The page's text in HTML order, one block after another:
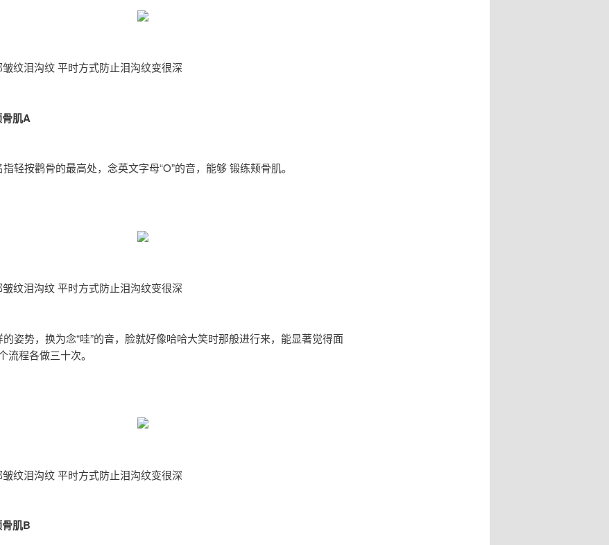
纹泪沟纹 平时方式防止泪沟纹变很深
肌A
轻按鹳骨的最高处，念英文字母“O”的音，能够 锻练颊骨肌。
纹泪沟纹 平时方式防止泪沟纹变很深
姿势，换为念“哇”的音，脸就好像哈哈大笑时那般进行来，能显著觉得面
流程各做三十次。
纹泪沟纹 平时方式防止泪沟纹变很深
肌B